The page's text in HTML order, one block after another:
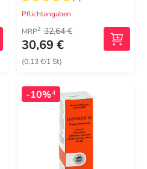
Pflichtangaben
MRP2 32,64 €
30,69 €
(0,13 €/1 St)
-10%4